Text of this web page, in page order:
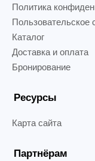
Политика
Пользовательское
Каталог
Доставка и оплата
Бронирование
Ресурсы
Карта сайта
Партнёрам